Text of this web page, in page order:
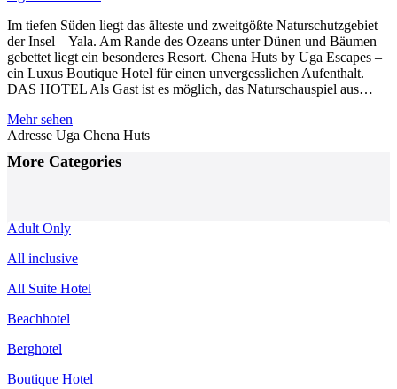
Im tiefen Süden liegt das älteste und zweitgößte Naturschutzgebiet
der Insel – Yala. Am Rande des Ozeans unter Dünen und Bäumen
gebettet liegt ein besonderes Resort. Chena Huts by Uga Escapes –
ein Luxus Boutique Hotel für einen unvergesslichen Aufenthalt.
DAS HOTEL Als Gast ist es möglich, das Naturschauspiel aus…
Mehr sehen
Adresse Uga Chena Huts
Posts
Navigation
More Categories
Adult Only
All inclusive
All Suite Hotel
Beachhotel
Berghotel
Boutique Hotel